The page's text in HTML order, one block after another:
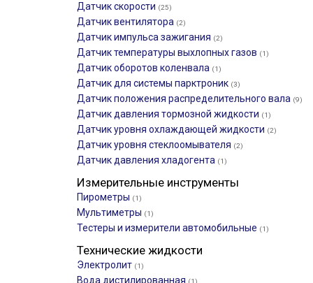
Датчик скорости (25)
Датчик вентилятора (2)
Датчик импульса зажигания (2)
Датчик температуры выхлопных газов (1)
Датчик оборотов коленвала (1)
Датчик для системы парктроник (3)
Датчик положения распределительного вала (9)
Датчик давления тормозной жидкости (1)
Датчик уровня охлаждающей жидкости (2)
Датчик уровня стеклоомывателя (2)
Датчик давления хладогента (1)
Измерительные инструменты
Пирометры (1)
Мультиметры (1)
Тестеры и измерители автомобильные (1)
Технические жидкости
Электролит (1)
Вода дистилированная (1)